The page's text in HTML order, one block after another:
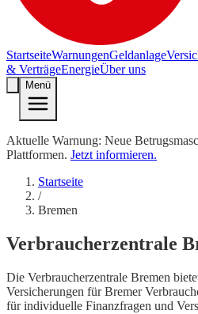
StartseiteWarnungenGeldanlage
& VerträgeEnergieÜber uns
Menü
Aktuelle Warnung: Neue
Plattformen. Jetzt informieren.
Startseite
/
Bremen
Verbraucherzentrale
Die Verbraucherzentrale Bremen
Versicherungen für Bremer
für individuelle Finanzfragen und